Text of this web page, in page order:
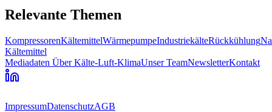
Relevante Themen
KompressorenKältemittelWärmepumpeIndustriekälteRückkühlung
Kältemittel
Mediadaten Über Kälte-Luft-KlimaUnser TeamNewsletterKontakt
ImpressumDatenschutzAGB